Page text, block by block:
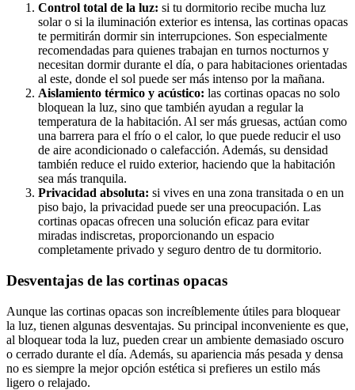
Control total de la luz: si tu dormitorio recibe mucha luz
solar o si la iluminación exterior es intensa, las cortinas opacas
te permitirán dormir sin interrupciones. Son especialmente
recomendadas para quienes trabajan en turnos nocturnos y
necesitan dormir durante el día, o para habitaciones orientadas
al este, donde el sol puede ser más intenso por la mañana.
Aislamiento térmico y acústico: las cortinas opacas no solo
bloquean la luz, sino que también ayudan a regular la
temperatura de la habitación. Al ser más gruesas, actúan como
una barrera para el frío o el calor, lo que puede reducir el uso
de aire acondicionado o calefacción. Además, su densidad
también reduce el ruido exterior, haciendo que la habitación
sea más tranquila.
Privacidad absoluta: si vives en una zona transitada o en un
piso bajo, la privacidad puede ser una preocupación. Las
cortinas opacas ofrecen una solución eficaz para evitar
miradas indiscretas, proporcionando un espacio
completamente privado y seguro dentro de tu dormitorio.
Desventajas de las cortinas opacas
Aunque las cortinas opacas son increíblemente útiles para bloquear
la luz, tienen algunas desventajas. Su principal inconveniente es que,
al bloquear toda la luz, pueden crear un ambiente demasiado oscuro
o cerrado durante el día. Además, su apariencia más pesada y densa
no es siempre la mejor opción estética si prefieres un estilo más
ligero o relajado.